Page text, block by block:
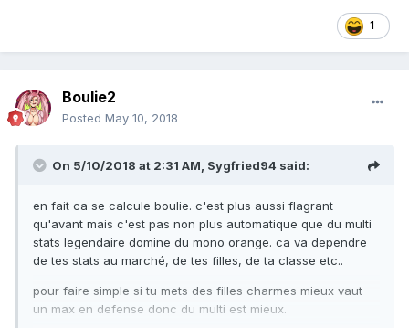
1
Boulie2
Posted May 10, 2018
On 5/10/2018 at 2:31 AM, Sygfried94 said:
en fait ca se calcule boulie. c'est plus aussi flagrant
qu'avant mais c'est pas non plus automatique que du multi
stats legendaire domine du mono orange. ca va dependre
de tes stats au marché, de tes filles, de ta classe etc..
pour faire simple si tu mets des filles charmes mieux vaut
un max en defense donc du multi est mieux.